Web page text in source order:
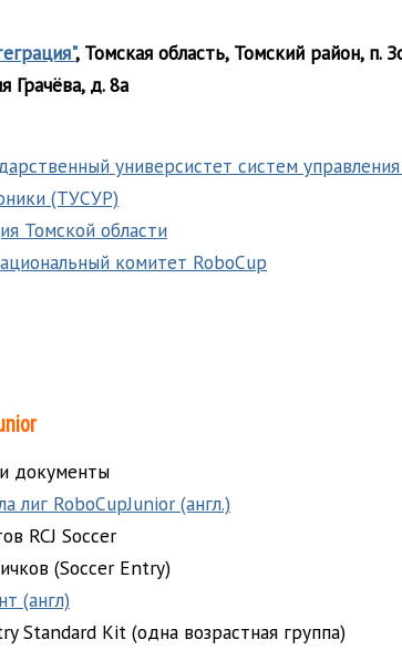
, Томская область, Томский район, п.
Грачёва, д. 8а
универсистет систем
(ТУСУР)
Томской области
комитет RoboCup
документы
лиг RoboCupJunior (англ.)
RCJ Soccer
(Soccer Entry)
(англ)
Standard Kit (одна возрастная группа)